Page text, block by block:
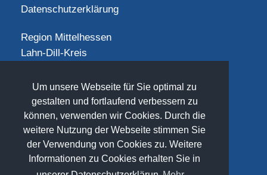
Um unsere Webseite für Sie optimal zu
gestalten und fortlaufend verbessern zu
können, verwenden wir Cookies. Durch die
weitere Nutzung der Webseite stimmen Sie
der Verwendung von Cookies zu. Weitere
Informationen zu Cookies erhalten Sie in
Datenschutzerklärung
Region Mittelhessen
Lahn-Dill-Kreis
Landkreis Limburg-Weilburg
Landkreis Marburg-Biedenkopf
Vogelsbergkreis
SOCIAL